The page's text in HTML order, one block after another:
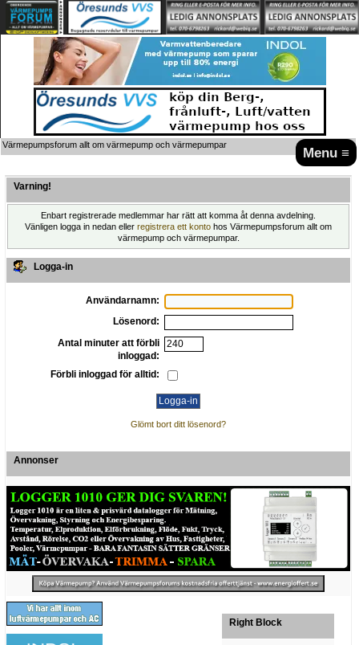
Menu ≡
Värmepumpsforum allt om värmepump och värmepumpar
Varning!
Enbart registrerade medlemmar har rätt att komma åt denna avdelning.
Vänligen logga in nedan eller registrera ett konto hos Värmepumpsforum allt om
värmepump och värmepumpar.
Logga-in
Användarnamn:
Lösenord:
Antal minuter att förbli
inloggad:
Förbli inloggad för alltid:
Glömt bort ditt lösenord?
Annonser
Right Block